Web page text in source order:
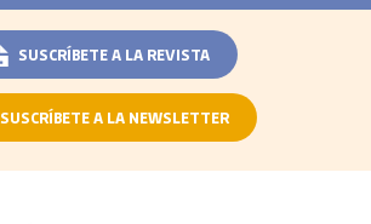
SUSCRÍBETE A LA REVISTA
SUSCRÍBETE A LA NEWSLETTER